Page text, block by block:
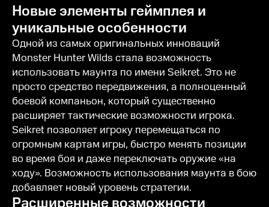
Новые элементы геймплея и
уникальные особенности
Одной из самых оригинальных инноваций
Monster Hunter Wilds стала возможность
использовать маунта по имени Seikret. Это не
просто средство передвижения, а полноценный
боевой компаньон, который существенно
расширяет тактические возможности игрока.
Seikret позволяет игроку перемещаться по
огромным картам игры, быстро менять позиции
во время боя и даже переключать оружие «на
ходу». Возможность использования маунта в бою
добавляет новый уровень стратегии.